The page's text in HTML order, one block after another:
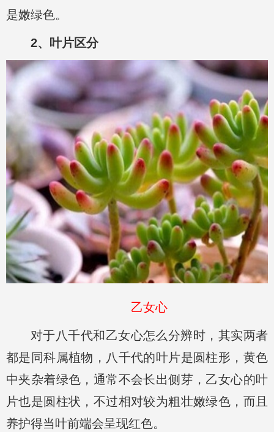
是嫩绿色。
2、叶片区分
乙女心
对于八千代和乙女心怎么分辨时，其实两者
都是同科属植物，八千代的叶片是圆柱形，黄色
中夹杂着绿色，通常不会长出侧芽，乙女心的叶
片也是圆柱状，不过相对较为粗壮嫩绿色，而且
养护得当叶前端会呈现红色。